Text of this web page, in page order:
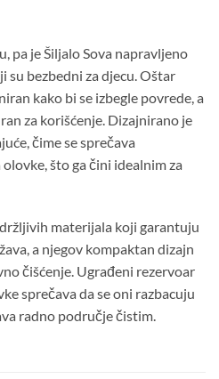
pa je Šiljalo Sova napravljeno
bezbedni za djecu. Oštar
kako bi se izbegle povrede, a
za korišćenje. Dizajnirano je
čime se sprečava
što ga čini idealnim za
materijala koji garantuju
a njegov kompaktan dizajn
čišćenje. Ugrađeni rezervoar
sprečava da se oni razbacuju
radno područje čistim.